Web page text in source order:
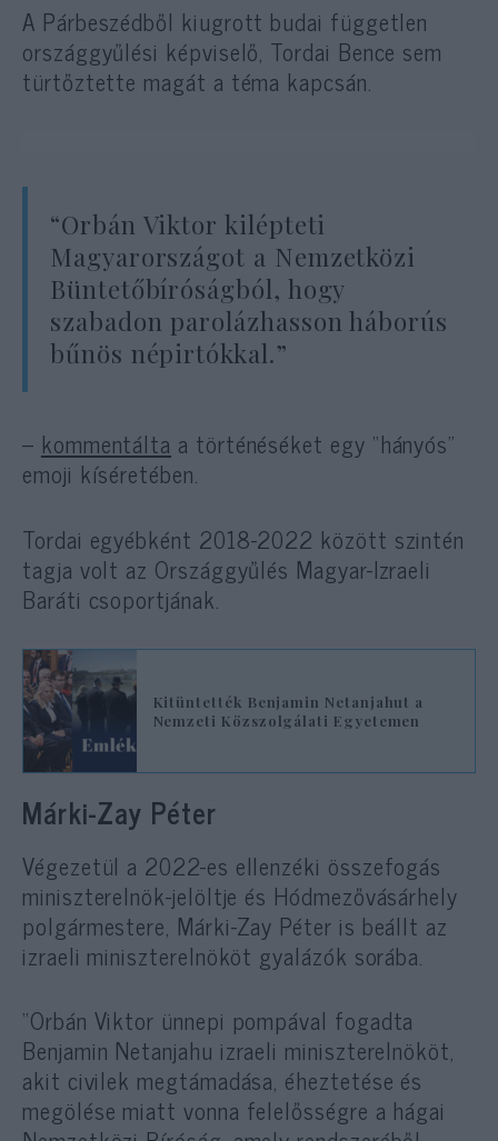
A Párbeszédből kiugrott budai független
országgyűlési képviselő, Tordai Bence sem
türtőztette magát a téma kapcsán.
“Orbán Viktor kilépteti
Magyarországot a Nemzetközi
Büntetőbíróságból, hogy
szabadon parolázhasson háborús
bűnös népirtókkal.”
– kommentálta a történéséket egy “hányós”
emoji kíséretében.
Tordai egyébként 2018-2022 között szintén
tagja volt az Országgyűlés Magyar-Izraeli
Baráti csoportjának.
Kitüntették Benjamin Netanjahut a
Nemzeti Közszolgálati Egyetemen
Márki-Zay Péter
Végezetül a 2022-es ellenzéki összefogás
miniszterelnök-jelöltje és Hódmezővásárhely
polgármestere, Márki-Zay Péter is beállt az
izraeli miniszterelnököt gyalázók sorába.
“Orbán Viktor ünnepi pompával fogadta
Benjamin Netanjahu izraeli miniszterelnököt,
akit civilek megtámadása, éheztetése és
megölése miatt vonna felelősségre a hágai